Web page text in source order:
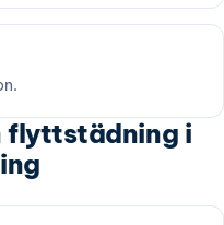
flyttstädning i